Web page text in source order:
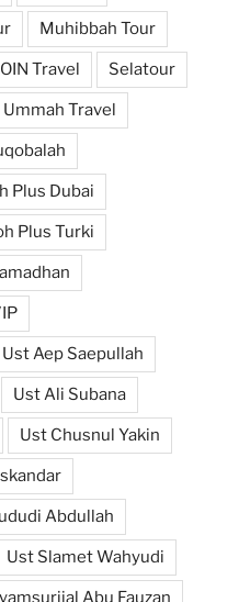
Muhibbah Tour
Travel Selatour
Ummah Travel
Plus Dubai
Plus Turki
Ust Aep Saepullah
Ust Ali Subana
Ust Chusnul Yakin
Abdullah
Ust Slamet Wahyudi
Abu Fauzan